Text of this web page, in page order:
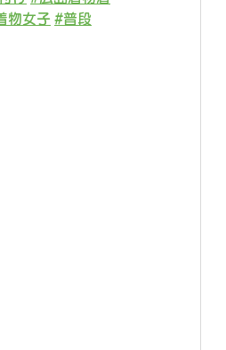
物女子 #普段